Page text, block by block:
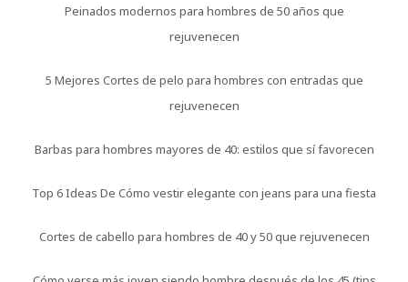
Peinados modernos para hombres de 50 años que
rejuvenecen
5 Mejores Cortes de pelo para hombres con entradas que
rejuvenecen
Barbas para hombres mayores de 40: estilos que sí favorecen
Top 6 Ideas De Cómo vestir elegante con jeans para una fiesta
Cortes de cabello para hombres de 40 y 50 que rejuvenecen